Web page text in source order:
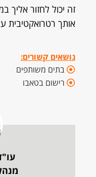
זה יכול לחזור אליך
אותך רטרואקטיבית
נושאים קשורים:
בתים משותפים
רישום בטאבו